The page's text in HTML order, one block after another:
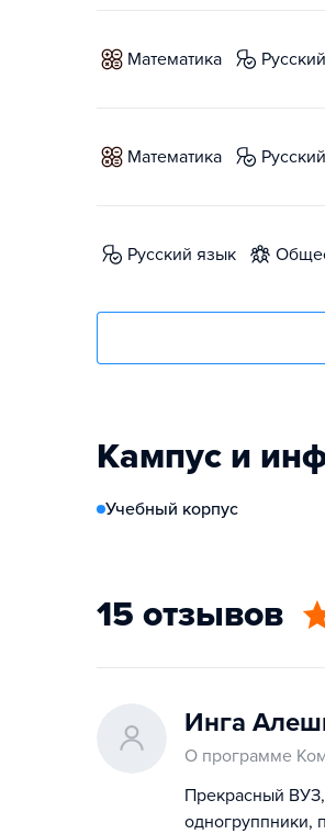
математика
математика
русский язык
Кампус и
Учебный корпус
15 отзывов
Инга
О программе
Прекрасный
одногруппники,